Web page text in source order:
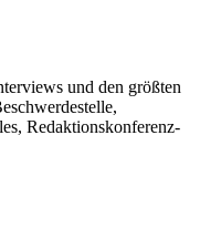
und den größten
Redaktionskonferenz-